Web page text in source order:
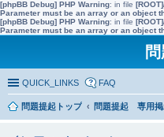
[phpBB Debug] PHP Warning: in file
Parameter must be an array or an object
[phpBB Debug] PHP Warning: in file
Parameter must be an array or an object
QUICK_LINKS FAQ
問題提起トップ
問題提起 専用掲